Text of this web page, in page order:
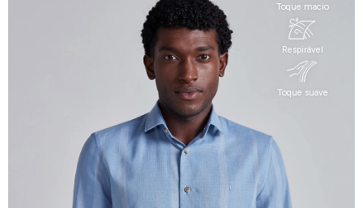
Toque macio
Respirável
Toque suave